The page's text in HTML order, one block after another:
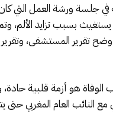
في جلسة ورشة العمل التي
يستغيث بسبب تزايد
تقرير المستشفى، وتقرير
هو أزمة قلبية حادة،
العام المغربي حتى